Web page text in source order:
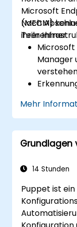
Microsoft
(MECM)
ihrer
Nach
Teilnehmer:
Microsoft
Manager
MECM-
Mehr
Grundlagen
14 Stunden
Puppet ist